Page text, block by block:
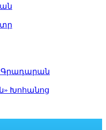
Գրադարան
Խոհանոց